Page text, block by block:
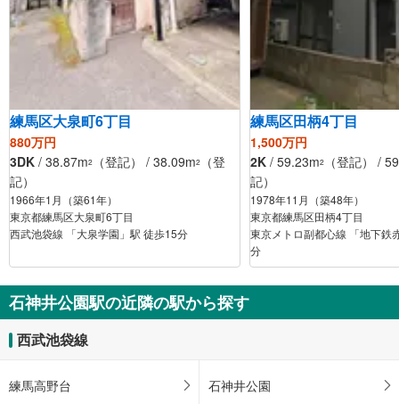
練馬区大泉町6丁目
880万円
3DK / 38.87m2 （登記） / 38.09m2
（登
記）
1966年1月（築61年）
東京都練馬区大泉町6丁目
西武池袋線 「大泉学園」駅 徒歩15分
練馬区田柄4丁目
1,500万円
2K / 59.23m2
（登記） /
記）
1978年11月（築48年）
東京都練馬区田柄4丁目
東京メトロ副都心線 「地下鉄
分
石神井公園駅の近隣の駅から探す
西武池袋線
練馬高野台 石神井公園